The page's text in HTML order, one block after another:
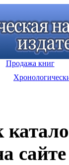
Продажа книг